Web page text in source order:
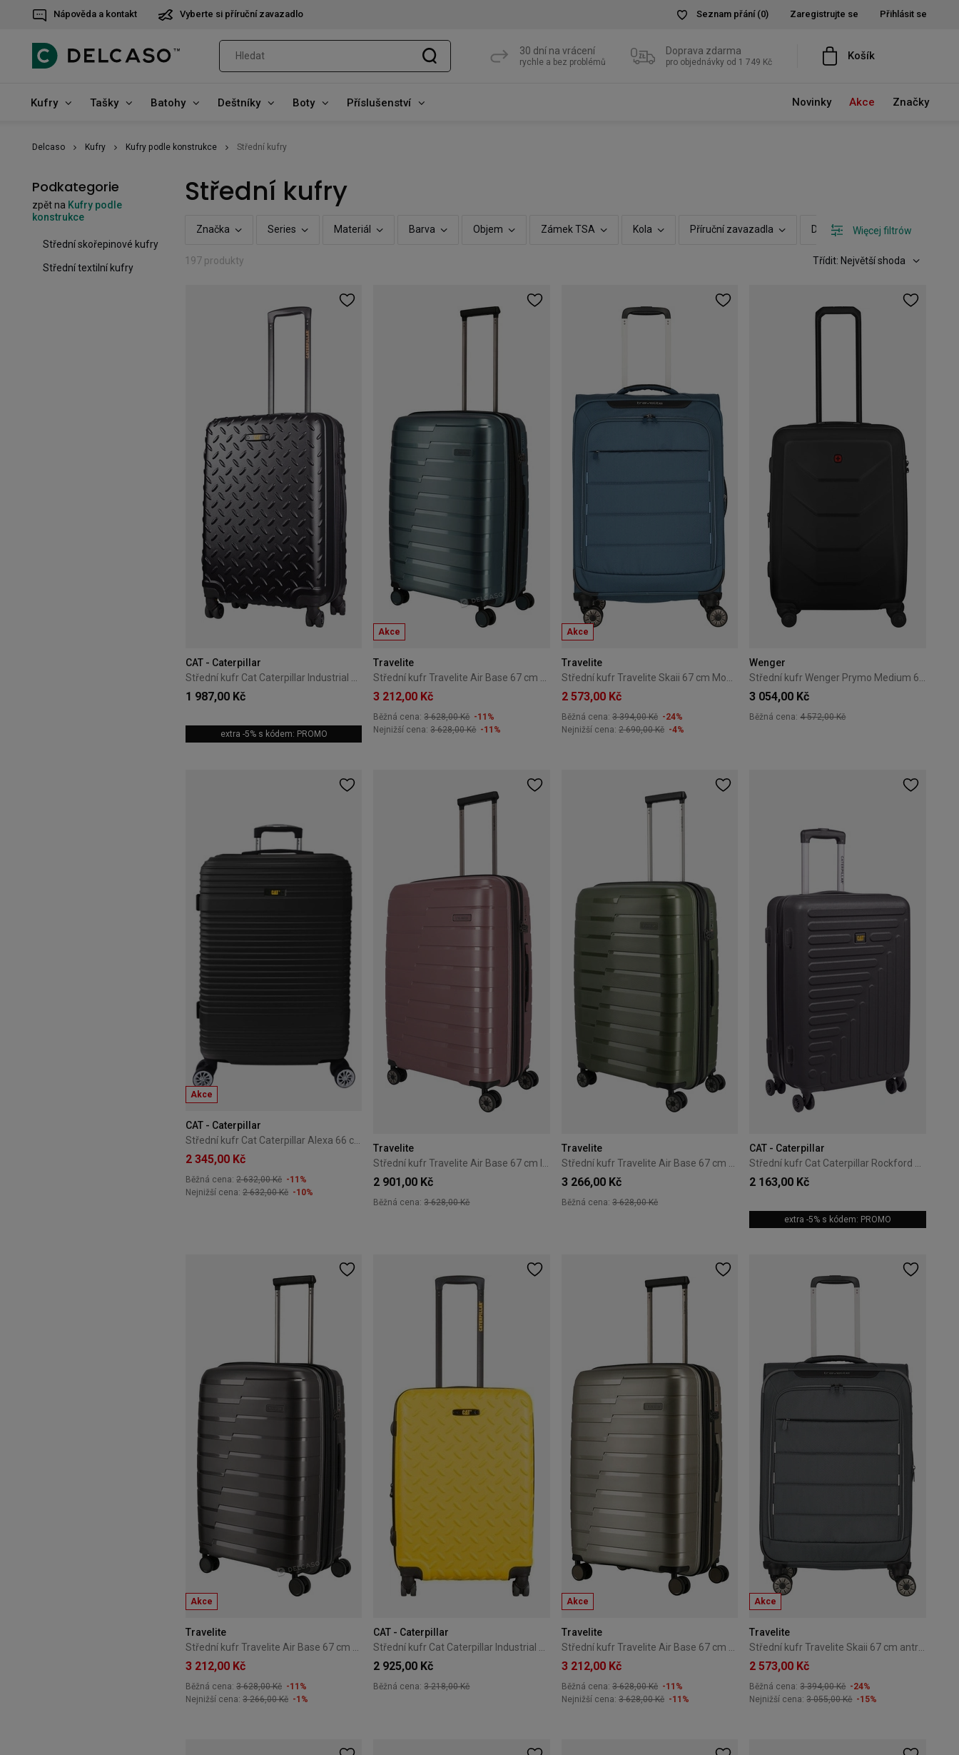
Nápověda a kontakt Vyberte si příruční zavazadlo Seznam přání (0) Zaregistrujte se Přihlásit se
30 dní na vrácení
rychle a bez problémů
Doprava zdarma
pro objednávky od 1 749 Kč Košík
Kufry Tašky Batohy Deštníky Boty Příslušenství Novinky Akce Značky
Delcaso Kufry Kufry podle konstrukce Střední kufry
Podkategorie
zpět na Kufry podle
konstrukce
Střední skořepinové kufry
Střední textilní kufry
Střední kufry
Značka Series Materiál Barva Objem Zámek TSA Kola Příruční zavazadla Další vlastnostiWięcej filtrów
197 produkty Třídit: Největší shoda
CAT - Caterpillar
Střední kufr Cat Caterpillar Industrial Plate 65 cm černý
1 987,00 Kč
extra -5% s kódem: PROMO
Akce
Travelite
Střední kufr Travelite Air Base 67 cm modrý
3 212,00 Kč
Běžná cena:3 628,00 Kč -11%
Nejnižší cena:3 628,00 Kč -11%
Akce
Travelite
Střední kufr Travelite Skaii 67 cm Modrý
2 573,00 Kč
Běžná cena: 3 394,00 Kč -24%
Nejnižší cena: 2 690,00 Kč -4%
Wenger
Střední kufr Wenger Prymo Medium 65 cm černý
3 054,00 Kč
Běžná cena:4 572,00 Kč
Akce
CAT - Caterpillar
2 345,00 Kč
Běžná cena: 2 632,00 Kč -11%
Nejnižší cena: 2 632,00 Kč -10%
Travelite
2 901,00 Kč
Běžná cena:3 628,00 Kč
Travelite
3 266,00 Kč
Běžná cena: 3 628,00 Kč
CAT - Caterpillar
2 163,00 Kč
extra -5% s kódem: PROMO
Akce
Travelite
3 212,00 Kč
Běžná cena: 3 628,00 Kč -11%
Nejnižší cena: 3 266,00 Kč -1%
CAT - Caterpillar
2 925,00 Kč
Běžná cena:3 218,00 Kč
Akce
Travelite
3 212,00 Kč
Běžná cena: 3 628,00 Kč -11%
Nejnižší cena: 3 628,00 Kč -11%
Akce
Travelite
2 573,00 Kč
Běžná cena:3 394,00 Kč -24%
Nejnižší cena:3 055,00 Kč -15%